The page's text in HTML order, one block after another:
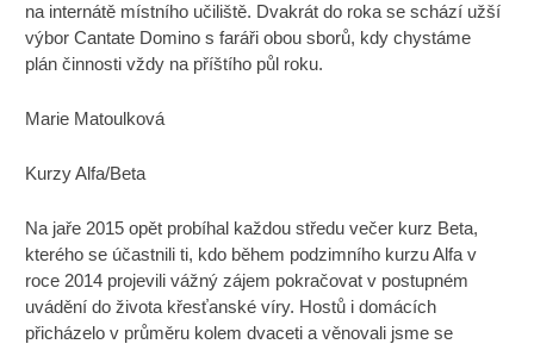
na internátě místního učiliště. Dvakrát do roka se schází užší
výbor Cantate Domino s faráři obou sborů, kdy chystáme
plán činnosti vždy na příštího půl roku.
Marie Matoulková
Kurzy Alfa/Beta
Na jaře 2015 opět probíhal každou středu večer kurz Beta,
kterého se účastnili ti, kdo během podzimního kurzu Alfa v
roce 2014 projevili vážný zájem pokračovat v postupném
uvádění do života křesťanské víry. Hostů i domácích
přicházelo v průměru kolem dvaceti a věnovali jsme se